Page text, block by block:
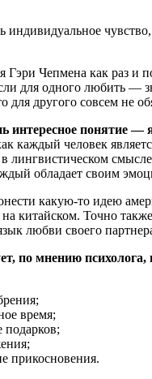
Гэри Чепмена как раз и
для одного любить —
для другого совсем не
интересное понятие —
каждый человек
в лингвистическом
обладает своим
какую-то идею
на китайском. Точно
любви своего
по мнению
время;
подарков;
прикосновения.